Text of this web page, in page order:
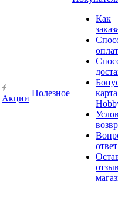
Акции
Полезное
Как
карта
ответ